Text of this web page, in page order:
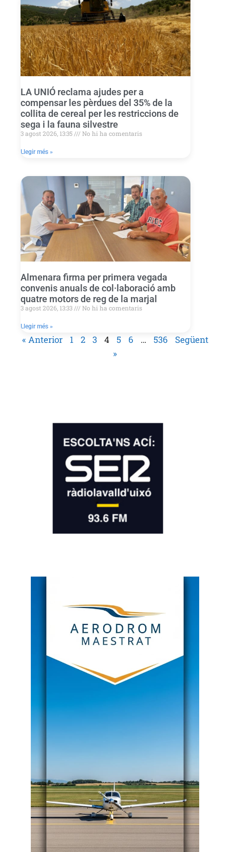
LA UNIÓ reclama ajudes per a
compensar les pèrdues del 35% de la
collita de cereal per les restriccions de
sega i la fauna silvestre
3 agost 2026, 13:35 No hi ha comentaris
Llegir més »
Almenara firma per primera vegada
convenis anuals de col·laboració amb
quatre motors de reg de la marjal
3 agost 2026, 13:33 No hi ha comentaris
Llegir més »
« Anterior 1 2 3 4 5 6 … 536
Següent
»